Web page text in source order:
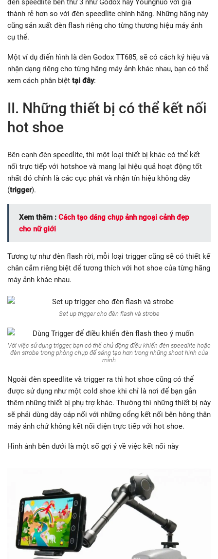
đèn speedlite bên thứ 3 như Godox hay Youngnuo với giá
thành rẻ hơn so với đèn speedlite chính hãng. Những hãng này
cũng sản xuất đèn flash riêng cho từng thương hiệu máy ảnh
cụ thể.
Một ví dụ điển hình là đèn Godox TT685, sẽ có cách ký hiệu và
nhận dạng riêng cho từng hãng máy ảnh khác nhau, bạn có thể
xem cách phân biệt tại đây:
II. Những thiết bị có thể kết nối
hot shoe
Bên cạnh đèn speedlite, thì một loại thiết bị khác có thể kết
nối trực tiếp với hotshoe và mang lại hiệu quả hoạt động tốt
nhất đó chính là các cục phát và nhận tín hiệu không dây
(trigger).
Xem thêm : Cách tạo dáng chụp ảnh ngoại cảnh đẹp
cho nữ giới
Tương tự như đèn flash rời, mỗi loại trigger cũng sẽ có thiết kế
chân cắm riêng biệt để tương thích với hot shoe của từng hãng
máy ảnh khác nhau.
Set up trigger cho đèn flash và strobe
Với việc sử dụng trigger, bạn có thể chủ động điều khiển đèn speedlite hoặc
đèn strobe trong phòng chụp để sáng tạo hơn trong những shoot hình của
mình
Ngoài đèn speedlite và trigger ra thì hot shoe cũng có thể
được sử dụng như một cold shoe khi chỉ là nơi để bạn gắn
thêm những thiết bị phụ trợ khác. Thường thì những thiết bị này
sẽ phải dùng dây cáp nối với những cổng kết nối bên hông thân
máy ảnh chứ không kết nối điện trực tiếp với hot shoe.
Hình ảnh bên dưới là một số gợi ý về việc kết nối này